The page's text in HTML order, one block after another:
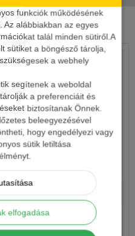
funkciók működésének
Az alábbiakban az egyes
talál minden sütiről.A
sütiket a böngésző tárolja,
a webhely
segítenek a weboldal
a preferenciáit és
biztosítanak Önnek.
beleegyezésével
hogy engedélyezi vagy
sütik letiltása
elfogadása
ÍRÁSOK
KUKORICA